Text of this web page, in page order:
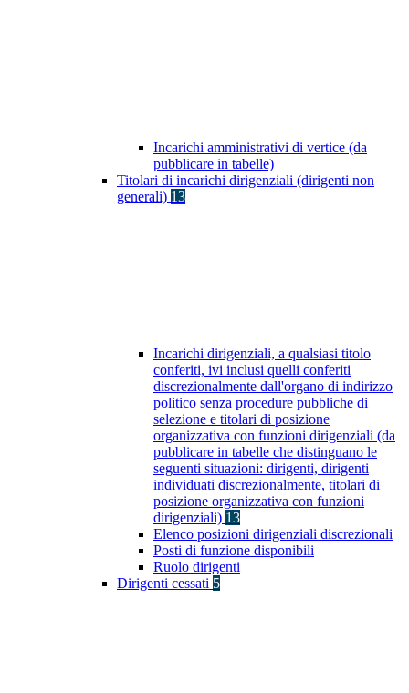
Incarichi amministrativi di vertice (da
pubblicare in tabelle)
Titolari di incarichi dirigenziali (dirigenti non
generali) 13
Incarichi dirigenziali, a qualsiasi titolo
conferiti, ivi inclusi quelli conferiti
discrezionalmente dall'organo di indirizzo
politico senza procedure pubbliche di
selezione e titolari di posizione
organizzativa con funzioni dirigenziali (da
pubblicare in tabelle che distinguano le
seguenti situazioni: dirigenti, dirigenti
individuati discrezionalmente, titolari di
posizione organizzativa con funzioni
dirigenziali) 13
Elenco posizioni dirigenziali discrezionali
Posti di funzione disponibili
Ruolo dirigenti
Dirigenti cessati 5